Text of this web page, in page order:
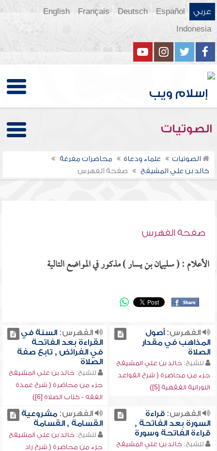
عربي Español
Deutsch
Français
English
Indonesia
الصوتيات
الصوتيات علماء ودعاة
محاضرات مفرغة
خالد بن علي المشيقح
صفحة الفهرس
صفحة الفهرس
الأعلام : ( سليمان بن يسار ) مذكور في المواضع التالية
الفهرس:أصول
المذاهب في مقدار
الصلاة
للشيخ: خالد بن علي المشيقح
جزء من محاضرة ( شرح القواعد
النورانية الفقهية [5])
الفهرس:السنة في
القراءة بعد الفاتحة
في الفرائض , تابع صفة
الصلاة
للشيخ: خالد بن علي المشيقح
جزء من محاضرة ( شرح عمدة
الفقه - كتاب الصلاة [6])
الفهرس:قراءة
السورة بعد الفاتحة ,
قراءة الفاتحة وسورة
للشيخ: خالد بن علي المشيقح
الفهرس:مشروعية
القسامة , القسامة
للشيخ: خالد بن علي المشيقح
جزء من محاضرة ( شرح زاد